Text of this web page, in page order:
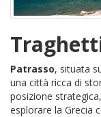
Patrasso, situata
una città ricca di
posizione
esplorare la Grecia